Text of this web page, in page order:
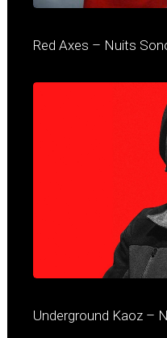
Red Axes – Nuits
Underground Kaoz –